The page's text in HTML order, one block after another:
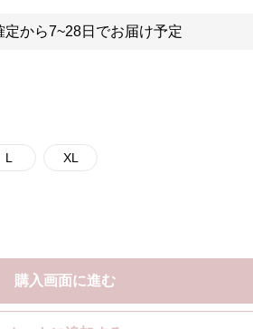
定から7~28日でお届け予定
L XL
購入画面に進む